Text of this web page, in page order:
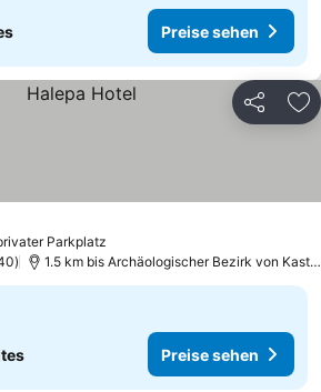
Preise sehen
Teilen
Parkplatz
sehen
1.5 km bis Archäologischer Bezirk von
Preise sehen